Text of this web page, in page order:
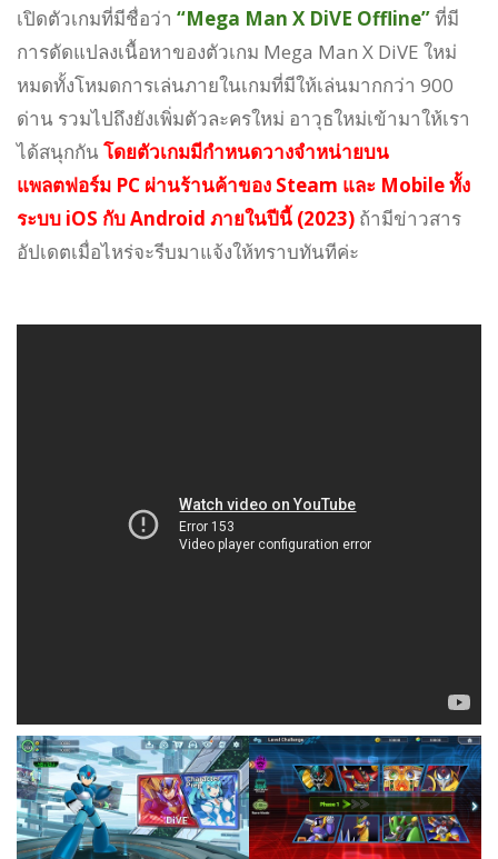
เปิดตัวเกมที่มีชื่อว่า “Mega Man X DiVE Offline”ที่มี
การดัดแปลงเนื้อหาของตัวเกม Mega Man X DiVE ใหม่
หมดทั้งโหมดการเล่นภายในเกมที่มีให้เล่นมากกว่า 900
ด่าน รวมไปถึงยังเพิ่มตัวละครใหม่ อาวุธใหม่เข้ามาให้เรา
ได้สนุกกัน โดยตัวเกมมีกำหนดวางจำหน่ายบน
แพลตฟอร์ม PC ผ่านร้านค้าของ Steam และ Mobile ทั้ง
ระบบ iOS กับ Android ภายในปีนี้ (2023) ถ้ามีข่าวสาร
อัปเดตเมื่อไหร่จะรีบมาแจ้งให้ทราบทันทีค่ะ